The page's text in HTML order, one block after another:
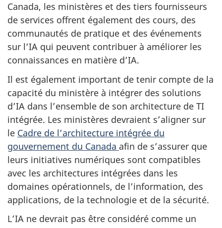
Canada, les ministères et des tiers fournisseurs
de services offrent également des cours, des
communautés de pratique et des événements
sur l’IA qui peuvent contribuer à améliorer les
connaissances en matière d’IA.
Il est également important de tenir compte de la
capacité du ministère à intégrer des solutions
d’IA dans l’ensemble de son architecture de TI
intégrée. Les ministères devraient s’aligner sur
le Cadre de l’architecture intégrée du
gouvernement du Canada afin de s’assurer que
leurs initiatives numériques sont compatibles
avec les architectures intégrées dans les
domaines opérationnels, de l’information, des
applications, de la technologie et de la sécurité.
L’IA ne devrait pas être considéré comme un